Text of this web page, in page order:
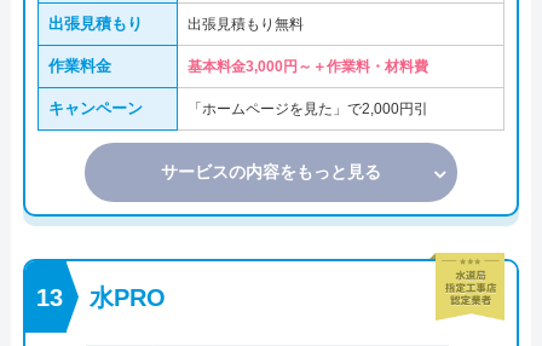
出張見積もり 出張見積もり無料
作業料金 基本料金3,000円～＋作業料・材料費
キャンペーン 「ホームページを見た」で2,000円引
サービスの内容をもっと見る
水PRO